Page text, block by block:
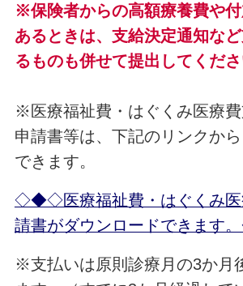
※保険者からの高額療養費や
あるときは、支給決定通知な
るものも併せて提出してくださ
※医療福祉費・はぐくみ医療
申請書等は、下記のリンクか
できます。
◇◆◇医療福祉費・はぐくみ医
請書がダウンロードできま
※支払いは原則診療月の3か月